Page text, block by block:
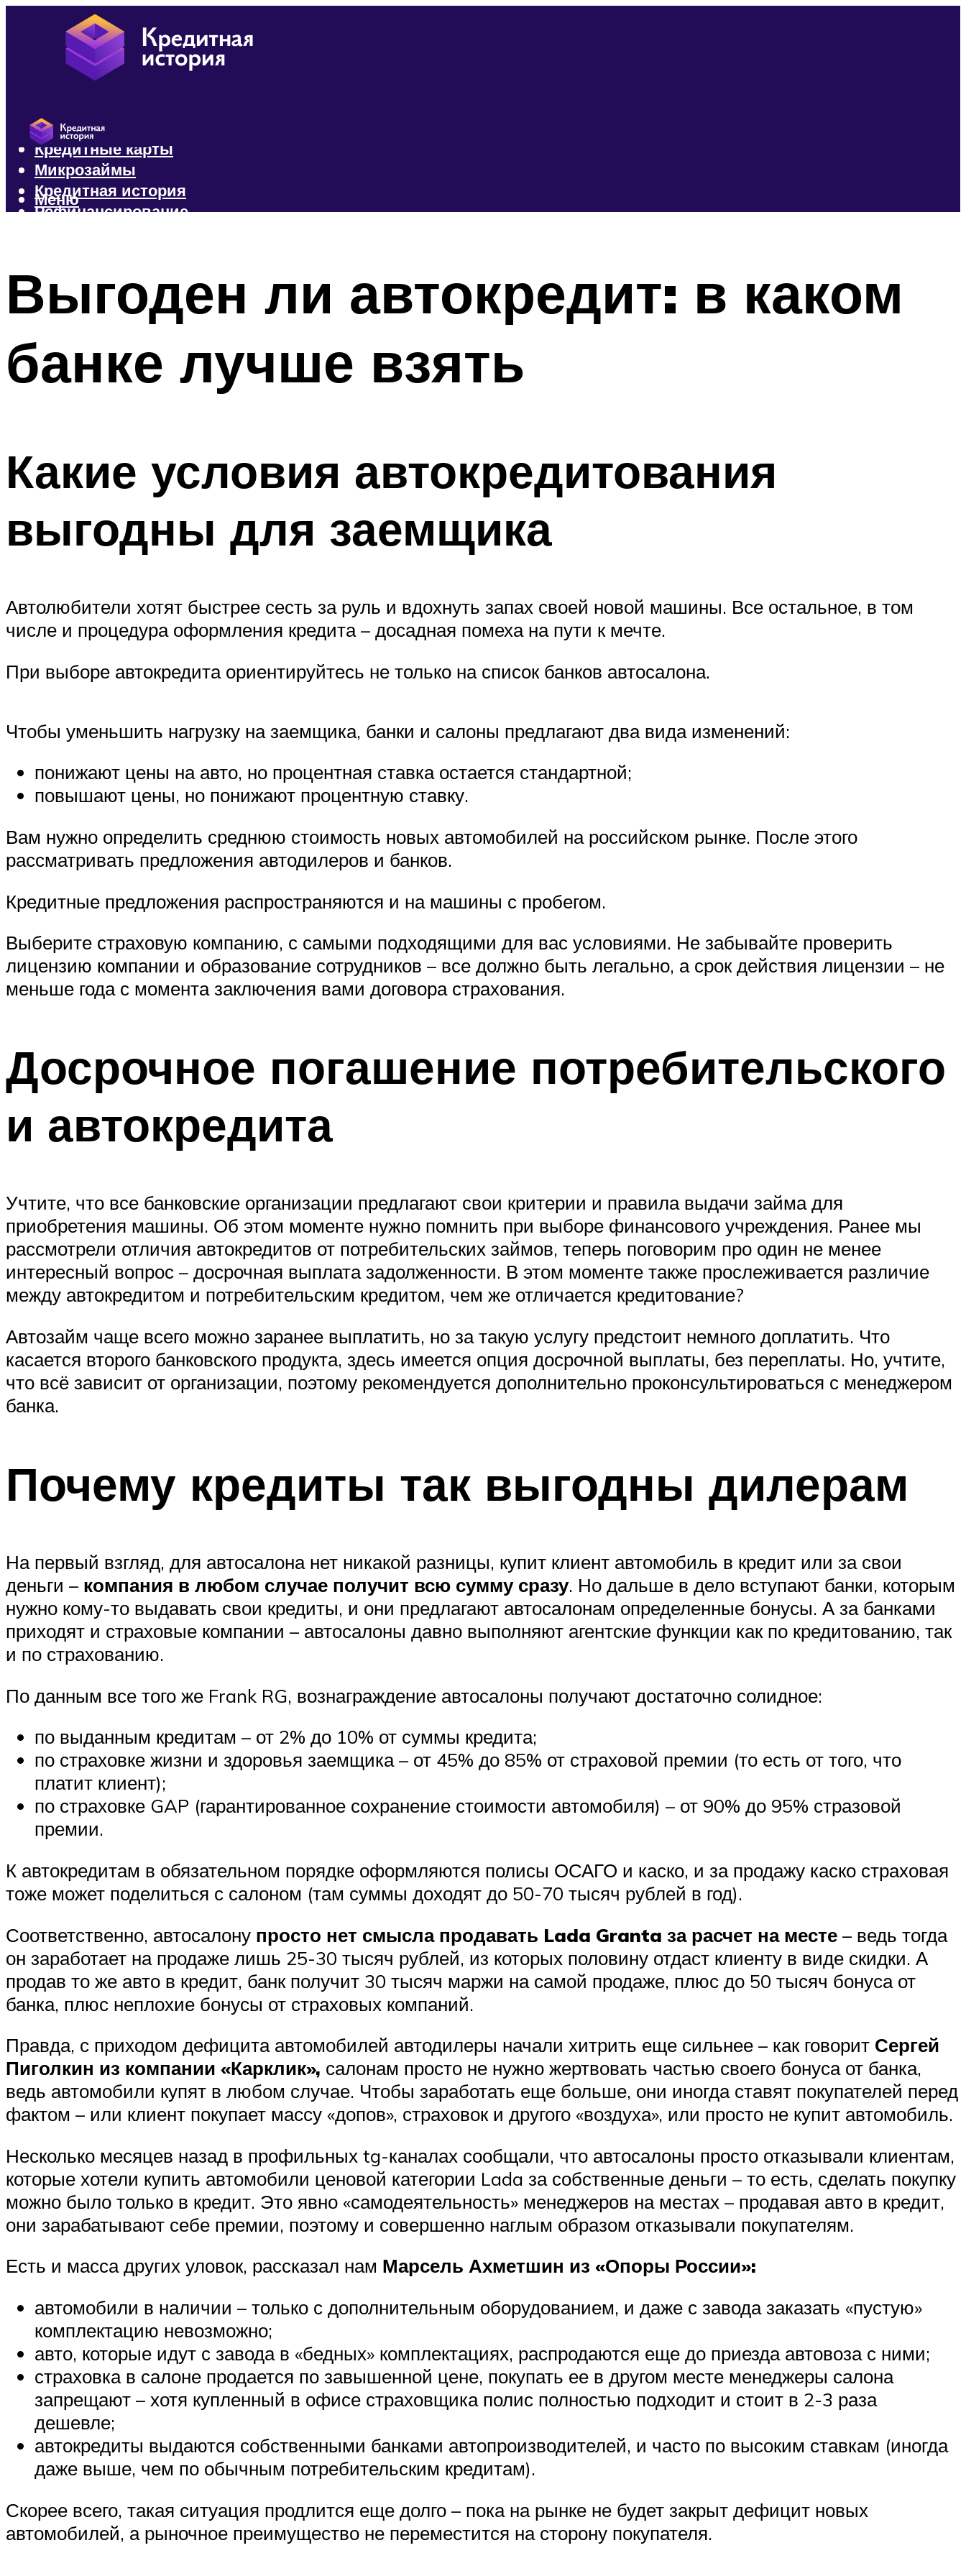
Кредиты
Кредитные карты
Микрозаймы
Кредитная история
Рефинансирование
Меню
Выгоден ли автокредит: в каком
банке лучше взять
Какие условия автокредитования
выгодны для заемщика
Автолюбители хотят быстрее сесть за руль и вдохнуть запах своей новой машины. Все остальное, в том
числе и процедура оформления кредита – досадная помеха на пути к мечте.
При выборе автокредита ориентируйтесь не только на список банков автосалона.
Чтобы уменьшить нагрузку на заемщика, банки и салоны предлагают два вида изменений:
понижают цены на авто, но процентная ставка остается стандартной;
повышают цены, но понижают процентную ставку.
Вам нужно определить среднюю стоимость новых автомобилей на российском рынке. После этого
рассматривать предложения автодилеров и банков.
Кредитные предложения распространяются и на машины с пробегом.
Выберите страховую компанию, с самыми подходящими для вас условиями. Не забывайте проверить
лицензию компании и образование сотрудников – все должно быть легально, а срок действия лицензии – не
меньше года с момента заключения вами договора страхования.
Досрочное погашение потребительского
и автокредита
Учтите, что все банковские организации предлагают свои критерии и правила выдачи займа для
приобретения машины. Об этом моменте нужно помнить при выборе финансового учреждения. Ранее мы
рассмотрели отличия автокредитов от потребительских займов, теперь поговорим про один не менее
интересный вопрос – досрочная выплата задолженности. В этом моменте также прослеживается различие
между автокредитом и потребительским кредитом, чем же отличается кредитование?
Автозайм чаще всего можно заранее выплатить, но за такую услугу предстоит немного доплатить. Что
касается второго банковского продукта, здесь имеется опция досрочной выплаты, без переплаты. Но, учтите,
что всё зависит от организации, поэтому рекомендуется дополнительно проконсультироваться с менеджером
банка.
Почему кредиты так выгодны дилерам
На первый взгляд, для автосалона нет никакой разницы, купит клиент автомобиль в кредит или за свои
деньги – компания в любом случае получит всю сумму сразу. Но дальше в дело вступают банки, которым
нужно кому-то выдавать свои кредиты, и они предлагают автосалонам определенные бонусы. А за банками
приходят и страховые компании – автосалоны давно выполняют агентские функции как по кредитованию, так
и по страхованию.
По данным все того же Frank RG, вознаграждение автосалоны получают достаточно солидное:
по выданным кредитам – от 2% до 10% от суммы кредита;
по страховке жизни и здоровья заемщика – от 45% до 85% от страховой премии (то есть от того, что
платит клиент);
по страховке GAP (гарантированное сохранение стоимости автомобиля) – от 90% до 95% стразовой
премии.
К автокредитам в обязательном порядке оформляются полисы ОСАГО и каско, и за продажу каско страховая
тоже может поделиться с салоном (там суммы доходят до 50-70 тысяч рублей в год).
Соответственно, автосалону просто нет смысла продавать Lada Granta за расчет на месте – ведь тогда
он заработает на продаже лишь 25-30 тысяч рублей, из которых половину отдаст клиенту в виде скидки. А
продав то же авто в кредит, банк получит 30 тысяч маржи на самой продаже, плюс до 50 тысяч бонуса от
банка, плюс неплохие бонусы от страховых компаний.
Правда, с приходом дефицита автомобилей автодилеры начали хитрить еще сильнее – как говорит Сергей
Пиголкин из компании «Карклик», салонам просто не нужно жертвовать частью своего бонуса от банка,
ведь автомобили купят в любом случае. Чтобы заработать еще больше, они иногда ставят покупателей перед
фактом – или клиент покупает массу «допов», страховок и другого «воздуха», или просто не купит автомобиль.
Несколько месяцев назад в профильных tg-каналах сообщали, что автосалоны просто отказывали клиентам,
которые хотели купить автомобили ценовой категории Lada за собственные деньги – то есть, сделать покупку
можно было только в кредит. Это явно «самодеятельность» менеджеров на местах – продавая авто в кредит,
они зарабатывают себе премии, поэтому и совершенно наглым образом отказывали покупателям.
Есть и масса других уловок, рассказал нам Марсель Ахметшин из «Опоры России»:
автомобили в наличии – только с дополнительным оборудованием, и даже с завода заказать «пустую»
комплектацию невозможно;
авто, которые идут с завода в «бедных» комплектациях, распродаются еще до приезда автовоза с ними;
страховка в салоне продается по завышенной цене, покупать ее в другом месте менеджеры салона
запрещают – хотя купленный в офисе страховщика полис полностью подходит и стоит в 2-3 раза
дешевле;
автокредиты выдаются собственными банками автопроизводителей, и часто по высоким ставкам (иногда
даже выше, чем по обычным потребительским кредитам).
Скорее всего, такая ситуация продлится еще долго – пока на рынке не будет закрыт дефицит новых
автомобилей, а рыночное преимущество не переместится на сторону покупателя.